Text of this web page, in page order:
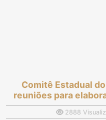
Comitê Estadual
reuniões para
2888